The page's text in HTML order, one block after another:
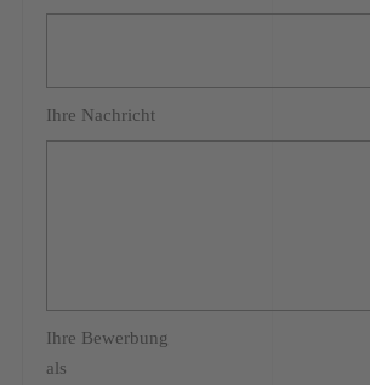
Ihre Nachricht
Ihre Bewerbung
als